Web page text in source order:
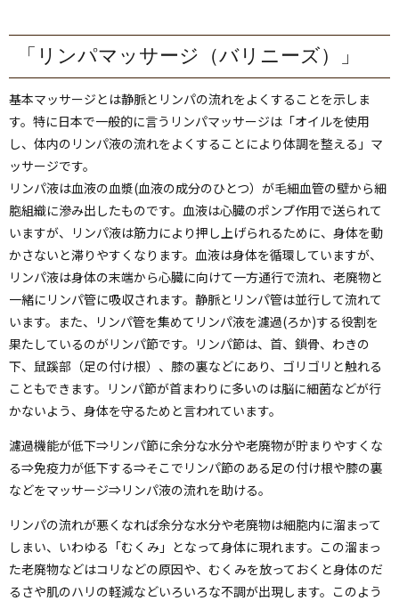
「リンパマッサージ（バリニーズ）」
基本マッサージとは静脈とリンパの流れをよくすることを示しま
す。特に日本で一般的に言うリンパマッサージは「オイルを使用
し、体内のリンパ液の流れをよくすることにより体調を整える」マ
ッサージです。
リンパ液は血液の血漿(血液の成分のひとつ）が毛細血管の壁から細
胞組織に滲み出したものです。血液は心臓のポンプ作用で送られて
いますが、リンパ液は筋力により押し上げられるために、身体を動
かさないと滞りやすくなります。血液は身体を循環していますが、
リンパ液は身体の末端から心臓に向けて一方通行で流れ、老廃物と
一緒にリンパ管に吸収されます。静脈とリンパ管は並行して流れて
います。また、リンパ管を集めてリンパ液を濾過(ろか)する役割を
果たしているのがリンパ節です。リンパ節は、首、鎖骨、わきの
下、鼠蹊部（足の付け根）、膝の裏などにあり、ゴリゴリと触れる
こともできます。リンパ節が首まわりに多いのは脳に細菌などが行
かないよう、身体を守るためと言われています。
濾過機能が低下⇒リンパ節に余分な水分や老廃物が貯まりやすくな
る⇒免疫力が低下する⇒そこでリンパ節のある足の付け根や膝の裏
などをマッサージ⇒リンパ液の流れを助ける。
リンパの流れが悪くなれば余分な水分や老廃物は細胞内に溜まって
しまい、いわゆる「むくみ」となって身体に現れます。この溜まっ
た老廃物などはコリなどの原因や、むくみを放っておくと身体のだ
るさや肌のハリの軽減などいろいろな不調が出現します。このよう